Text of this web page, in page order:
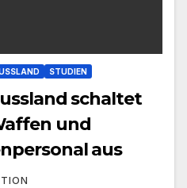
STUDIEN
schaltet
und
aus